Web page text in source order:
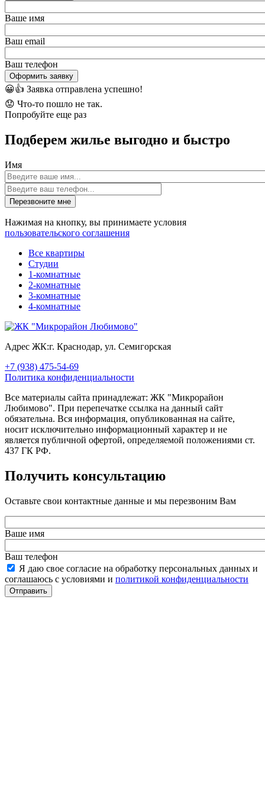
Ваше имя
Ваш email
Ваш телефон
Оформить заявку
😀👍 Заявка отправлена успешно!
😟 Что-то пошло не так.
Попробуйте еще раз
Подберем жилье выгодно и быстро
Имя
Перезвоните мне
Нажимая на кнопку, вы принимаете условия
пользовательского соглашения
Все квартиры
Студии
1-комнатные
2-комнатные
3-комнатные
4-комнатные
Адрес ЖК:г. Краснодар, ул. Семигорская
+7 (938) 475-54-69
Политика конфиденциальности
Все материалы сайта принадлежат: ЖК "Микрорайон
Любимово". При перепечатке ссылка на данный сайт
обязательна. Вся информация, опубликованная на сайте,
носит исключительно информационный характер и не
является публичной офертой, определяемой положениями ст.
437 ГК РФ.
Получить консультацию
Оставьте свои контактные данные и мы перезвоним Вам
Ваше имя
Ваш телефон
Я даю свое согласие на обработку персональных данных и
соглашаюсь с условиями и политикой конфиденциальности
Отправить